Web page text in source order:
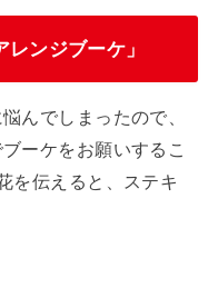
ンジブーケ」
んでしまったので、
ーケをお願いするこ
を伝えると、ステキ